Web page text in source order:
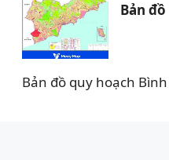
Bản
Bản đồ quy hoạch